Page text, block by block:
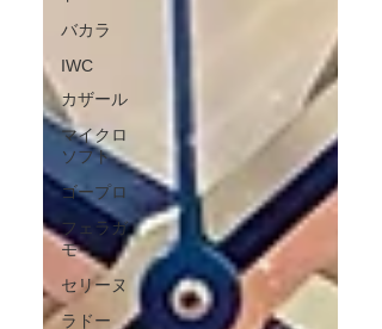
バカラ
IWC
カザール
マイクロ
ソフト
ゴープロ
フェラガ
モ
セリーヌ
ラドー